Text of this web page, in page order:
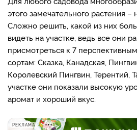
этого замечательного растения
Сложно решить, какой из них
видеть на участке, ведь все они
присмотреться к 7
сортам: Сказка, Канадская,
Королевский Пингвин, Терентий,
участке они показали высокую
аромат и хороший вкус.
РЕКЛАМА